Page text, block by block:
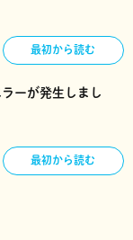
最初から読む
ーが発生しまし
最初から読む